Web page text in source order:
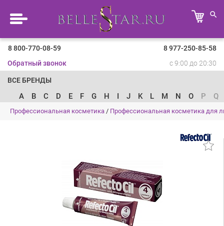
8 800-770-08-59
8 977-250-85-58
Обратный звонок
с 9:00 до 20:30
ВСЕ БРЕНДЫ
A B C D E F G H I J K L M N O P Q
Профессиональная косметика / Профессиональная косметика для